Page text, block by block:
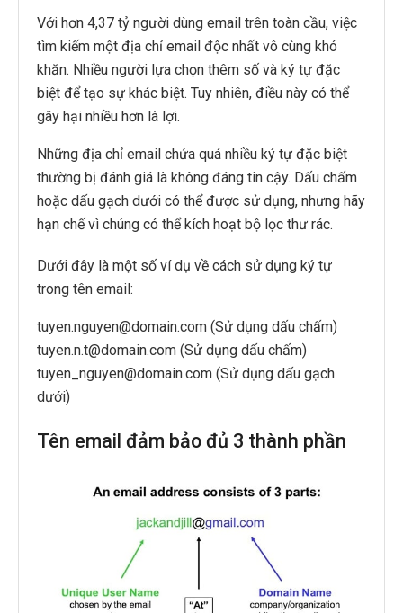
Với hơn 4,37 tỷ người dùng email trên toàn cầu, việc
tìm kiếm một địa chỉ email độc nhất vô cùng khó
khăn. Nhiều người lựa chọn thêm số và ký tự đặc
biệt để tạo sự khác biệt. Tuy nhiên, điều này có thể
gây hại nhiều hơn là lợi.
Những địa chỉ email chứa quá nhiều ký tự đặc biệt
thường bị đánh giá là không đáng tin cậy. Dấu chấm
hoặc dấu gạch dưới có thể được sử dụng, nhưng hãy
hạn chế vì chúng có thể kích hoạt bộ lọc thư rác.
Dưới đây là một số ví dụ về cách sử dụng ký tự
trong tên email:
tuyen.nguyen@domain.com (Sử dụng dấu chấm)
tuyen.n.t@domain.com (Sử dụng dấu chấm)
tuyen_nguyen@domain.com (Sử dụng dấu gạch
dưới)
Tên email đảm bảo đủ 3 thành phần